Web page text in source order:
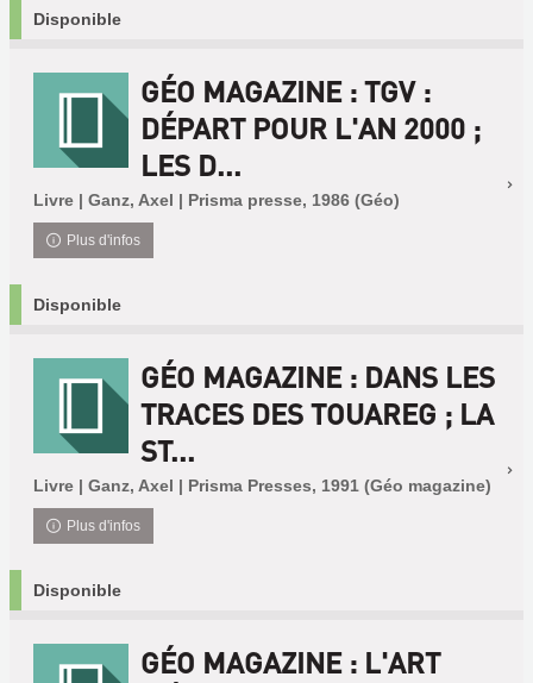
Disponible
GÉO MAGAZINE : TGV :
DÉPART POUR L'AN 2000 ;
LES D...
Livre | Ganz, Axel | Prisma presse, 1986 (Géo)
Plus d'infos
Disponible
GÉO MAGAZINE : DANS LES
TRACES DES TOUAREG ; LA
ST...
Livre | Ganz, Axel | Prisma Presses, 1991 (Géo magazine)
Plus d'infos
Disponible
GÉO MAGAZINE : L'ART